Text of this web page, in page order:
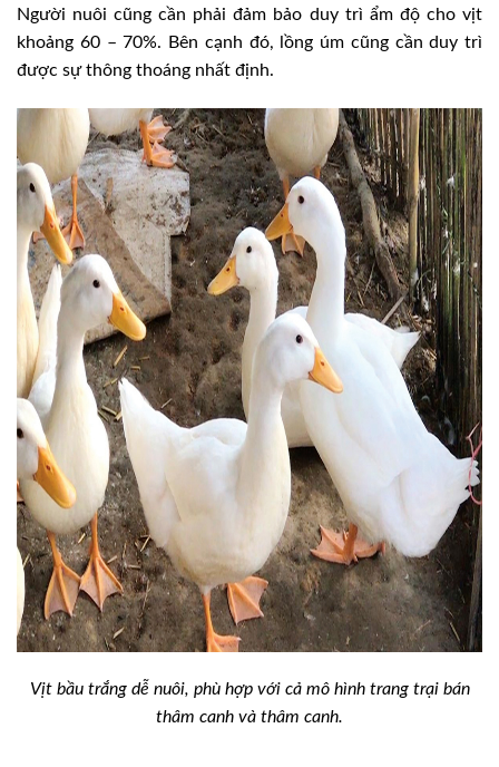
Người nuôi cũng cần phải đảm bảo duy trì ẩm độ cho vịt
khoảng 60 – 70%. Bên cạnh đó, lồng úm cũng cần duy trì
được sự thông thoáng nhất định.
Vịt bầu trắng dễ nuôi, phù hợp với cả mô hình trang trại bán
thâm canh và thâm canh.